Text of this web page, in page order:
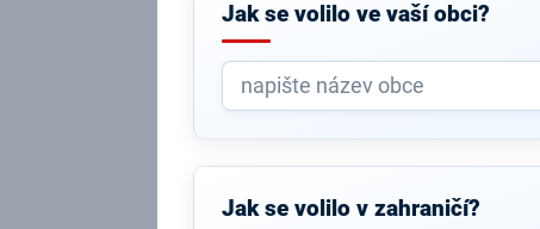
Jak se volilo ve vaší obci?
Jak se volilo v zahraničí?